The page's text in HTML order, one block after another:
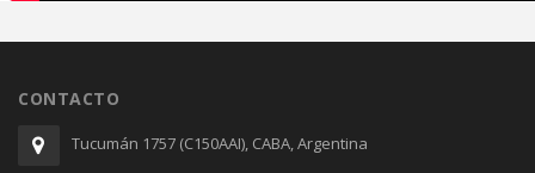
CONTACTO
Tucumán 1757 (C150AAI), CABA, Argentina